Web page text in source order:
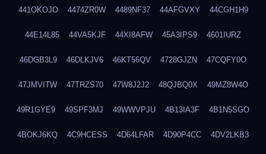
441OKOJO 4474ZR0W 4489NF37 44AFGVXY 44CGH1H9
44E14L85 44VA5KJF 44XI8AFW 45A3IPS9 4601IURZ
46DGB3L9 46DLKJV6 46KT56QV 4728GJZN 47CQFY0O
47JMVITW 47TRZS70 47W8J2J2 48QJBQ0X 49MZ8W4O
49R1GYE9 49SPF3MJ 49WWVPJU 4B13IA3F 4B1N5SGO
4BOKJ6KQ 4C9HCESS 4D64LFAR 4D90P4CC 4DV2LKB3